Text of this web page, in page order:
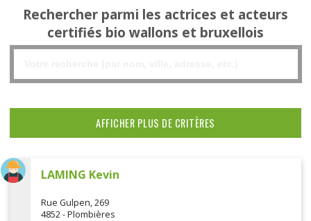
Rechercher parmi les actrices et acteurs
certifiés bio wallons et bruxellois
LAMING Kevin
Rue Gulpen, 269
4852 - Plombières
AFFICHER PLUS DE CRITÈRES